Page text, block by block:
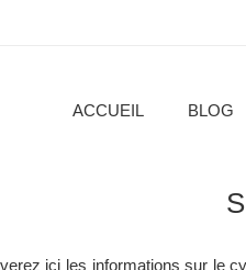
ACCUEIL BLOG
ici les informations sur le